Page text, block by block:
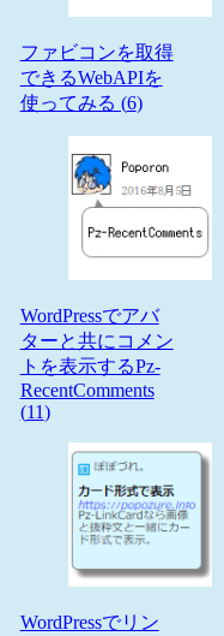
ファビコンを取得
できるWebAPIを
使ってみる (6)
WordPressでアバ
ターと共にコメン
トを表示するPz-
RecentComments
(11)
WordPressでリン